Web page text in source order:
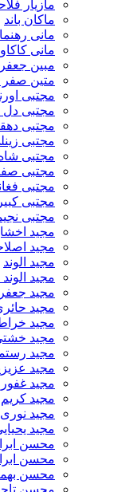
مازیار
ماکان باند
مانی رهنما
مانی
مبین
متین صفر
مجتبی
مجتبی دل
مجتبی
مجتبی
مجتبی
مجتبی
مجتبی
مجتبی
مجتبی
مجید
مجید
مجید الوند‎
مجید
مجید جعفر
مجید
مجید
مجید
مجید
مجید
مجید
مجید کریم
مجید نوری
مجید
محسن
محسن
محسن